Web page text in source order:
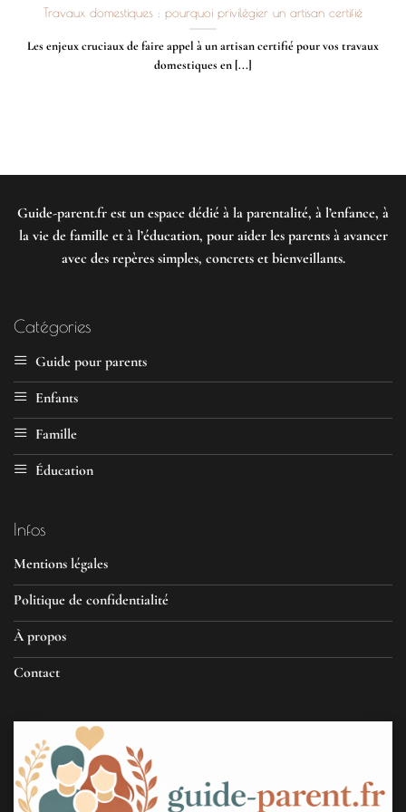
Travaux domestiques : pourquoi privilégier un artisan certifié
Les enjeux cruciaux de faire appel à un artisan certifié pour vos travaux
domestiques en [...]
Guide-parent.fr est un espace dédié à la parentalité, à l’enfance, à
la vie de famille et à l’éducation, pour aider les parents à avancer
avec des repères simples, concrets et bienveillants.
Catégories
Guide pour parents
Enfants
Famille
Éducation
Infos
Mentions légales
Politique de confidentialité
À propos
Contact